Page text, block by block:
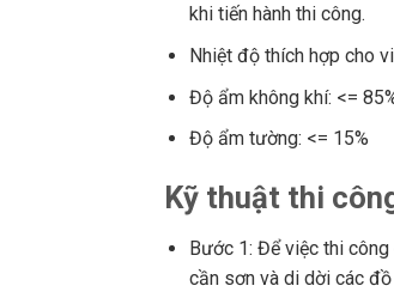
khi tiến hành thi công.
Nhiệt độ thích hợp cho
Độ ẩm không khí: <=
Độ ẩm tường: <= 15%
Kỹ thuật thi
Bước 1: Để việc thi công
cần sơn và di dời các